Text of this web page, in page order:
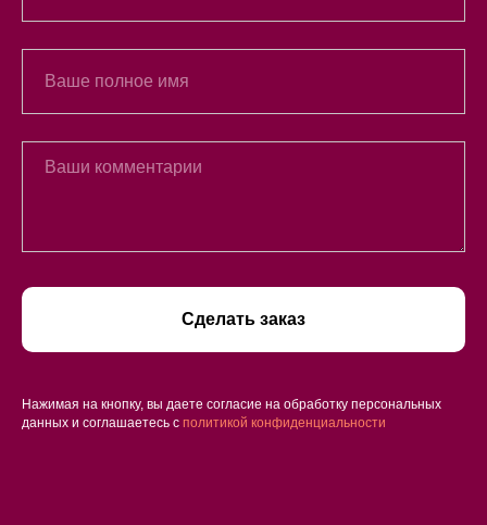
Сделать заказ
Нажимая на кнопку, вы даете согласие на обработку персональных
данных и соглашаетесь c политикой конфиденциальности